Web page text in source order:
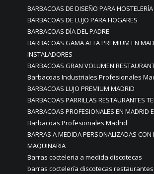
BARBACOAS DE DISEÑO PARA HOSTELERÍA
BARBACOAS DE LUJO PARA HOGARES
BARBACOAS DÍA DEL PADRE
BARBACOAS GAMA ALTA PREMIUM EN
INSTALADORES
BARBACOAS GRAN VOLUMEN
Barbacoas Industriales Profesionales
BARBACOAS LUJO PREMIUM MADRID
BARBACOAS PARRILLAS RESTAURANTES
BARBACOAS PROFESIONALES EN MADRID
Barbacoas Profesionales Madrid
BARRAS A MEDIDA PERSONALIZADAS CON
MAQUINARIA
Barras cocteleria a medida discotecas
barras coctelería discotecas